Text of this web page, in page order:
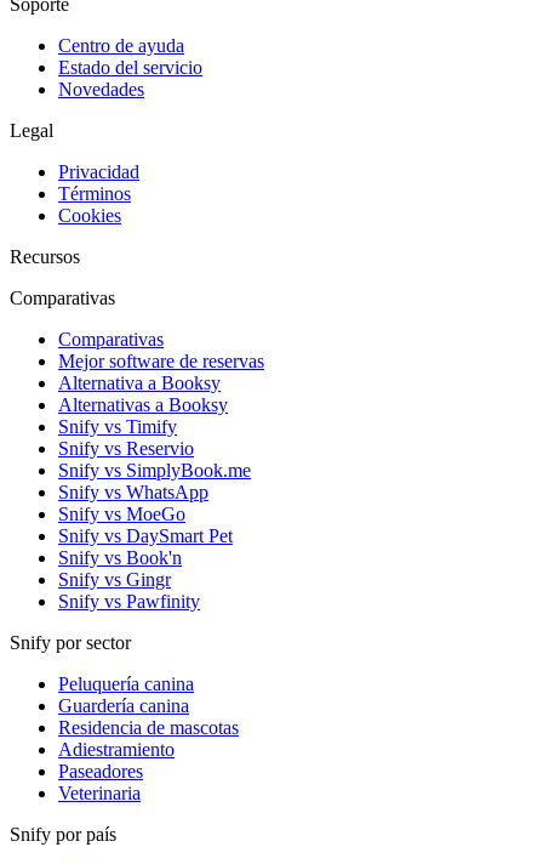
Soporte
Centro de ayuda
Estado del servicio
Novedades
Legal
Privacidad
Términos
Cookies
Recursos
Comparativas
Comparativas
Mejor software de reservas
Alternativa a Booksy
Alternativas a Booksy
Snify vs Timify
Snify vs Reservio
Snify vs SimplyBook.me
Snify vs WhatsApp
Snify vs MoeGo
Snify vs DaySmart Pet
Snify vs Book'n
Snify vs Gingr
Snify vs Pawfinity
Snify por sector
Peluquería canina
Guardería canina
Residencia de mascotas
Adiestramiento
Paseadores
Veterinaria
Snify por país